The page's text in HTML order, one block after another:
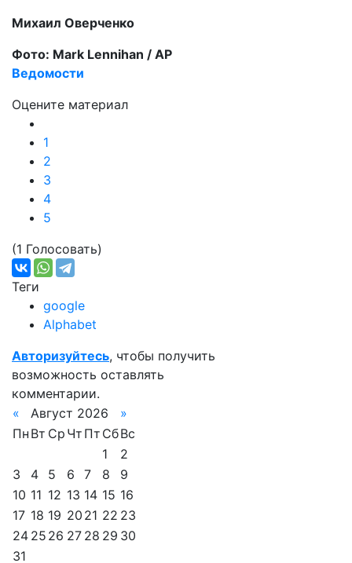
Михаил Оверченко
Фото: Mark Lennihan / AP
Ведомости
Оцените материал
1
2
3
4
5
(1 Голосовать)
Теги
google
Alphabet
Авторизуйтесь, чтобы получить
возможность оставлять
комментарии.
«
Август 2026
»
Пн Вт Ср Чт Пт СбВс
1
2
3
4 5 6 7 8
9
10 11 12 13 14 15 16
17 18 19 20 21 22 23
24 25 26 27 28 29 30
31